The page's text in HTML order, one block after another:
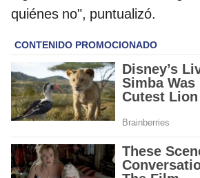
quiénes no", puntualizó.